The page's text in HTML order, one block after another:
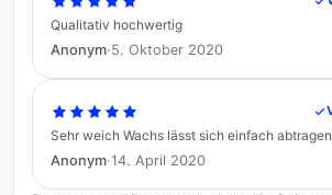
Qualitativ hochwertig
Anonym·5. Oktober 2020
Sehr weich Wachs lässt sich einfach abtragen
Anonym·14. April 2020